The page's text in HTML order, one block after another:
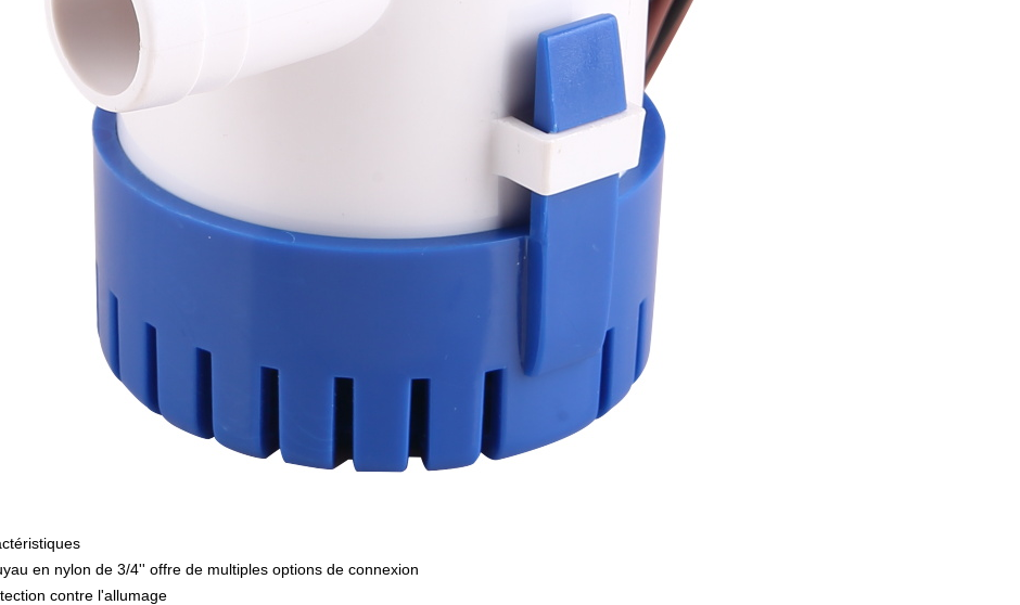
en nylon de 3/4'' offre de multiples options de connexion
contre l'allumage